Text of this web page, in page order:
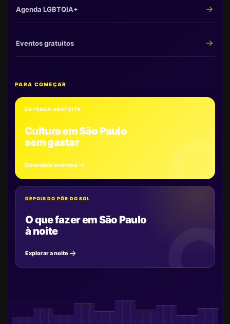
Agenda LGBTQIA+
Eventos gratuitos
PARA COMEÇAR
ENTRADA GRATUITA
Cultura em São Paulo
sem gastar
Descobrir eventos
DEPOIS DO PÔR DO SOL
O que fazer em São Paulo
à noite
Explorar a noite